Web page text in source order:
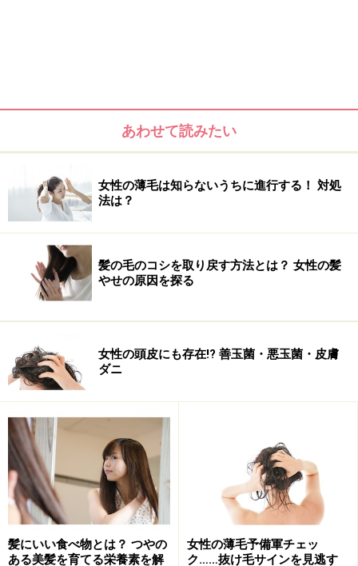
あわせて読みたい
女性の薄毛は知らないうちに進行する！ 対処
法は？
髪の毛のコシを取り戻す方法とは？ 女性の髪
やせの原因を探る
女性の頭皮にも存在!? 善玉菌・悪玉菌・皮膚
ダニ
髪にいい食べ物とは？ つやの
ある美髪を育てる栄養素を解
女性の薄毛予備軍チェッ
ク……抜け毛サインを見逃す